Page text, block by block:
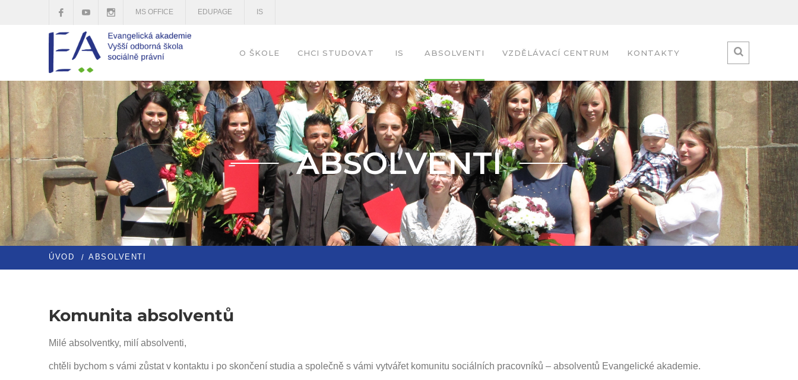
MS OFFICE EDUPAGE IS
O ŠKOLE CHCI STUDOVAT IS ABSOLVENTI VZDĚLÁVACÍ CENTRUM KONTAKTY
ABSOLVENTI
ÚVOD ABSOLVENTI
Komunita absolventů
Milé absolventky, milí absolventi,
chtěli bychom s vámi zůstat v kontaktu i po skončení studia a společně s vámi vytvářet komunitu sociálních pracovníků – absolventů Evangelické akademie.